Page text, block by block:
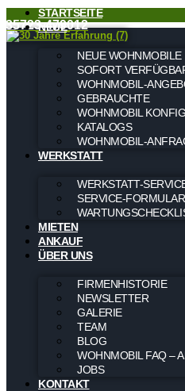
479012
STARTSEITE
NEUE
NEUE WOHNMOBILE
SOFORT
WOHNMOBIL-
GEBRAUCHTE
WOHNMOBIL
KATALOGS
WOHNMOBIL-
WERKSTATT
WERKSTATT-
SERVICE-FORMULAR
MIETEN
ANKAUF
ÜBER UNS
FIRMENHISTORIE
NEWSLETTER
GALERIE
TEAM
BLOG
WOHNMOBIL FAQ –
JOBS
KONTAKT